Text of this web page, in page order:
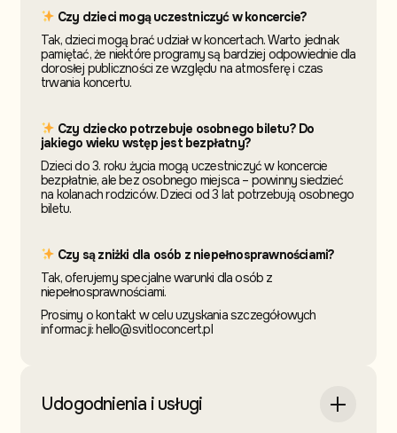
Czy dzieci mogą uczestniczyć w koncercie?
Tak, dzieci mogą brać udział w koncertach. Warto jednak
pamiętać, że niektóre programy są bardziej odpowiednie dla
dorosłej publiczności ze względu na atmosferę i czas
trwania koncertu.
Czy dziecko potrzebuje osobnego biletu? Do
jakiego wieku wstęp jest bezpłatny?
Dzieci do 3. roku życia mogą uczestniczyć w koncercie
bezpłatnie, ale bez osobnego miejsca – powinny siedzieć
na kolanach rodziców. Dzieci od 3 lat potrzebują osobnego
biletu.
Czy są zniżki dla osób z niepełnosprawnościami?
Tak, oferujemy specjalne warunki dla osób z
niepełnosprawnościami.
Prosimy o kontakt w celu uzyskania szczegółowych
informacji: hello@svitloconcert.pl
Udogodnienia i usługi